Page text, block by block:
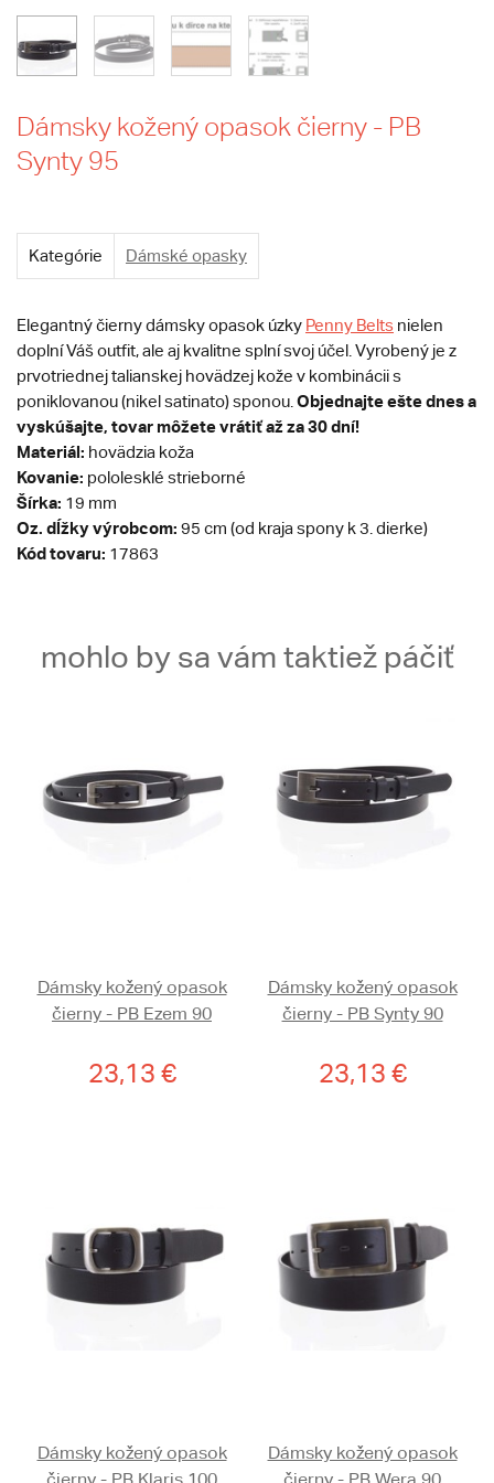
Dámsky kožený opasok čierny - PB
Synty 95
Kategórie Dámské opasky
Elegantný čierny dámsky opasok úzky Penny Belts nielen
doplní Váš outfit, ale aj kvalitne splní svoj účel. Vyrobený je z
prvotriednej talianskej hovädzej kože v kombinácii s
poniklovanou (nikel satinato) sponou. Objednajte ešte dnes a
vyskúšajte, tovar môžete vrátiť až za 30 dní!
Materiál: hovädzia koža
Kovanie: pololesklé strieborné
Šírka: 19 mm
Oz. dĺžky výrobcom: 95 cm (od kraja spony k 3. dierke)
Kód tovaru: 17863
mohlo by sa vám taktiež páčiť
Dámsky kožený opasok
čierny - PB Ezem 90
23,13 €
Dámsky kožený opasok
čierny - PB Synty 90
23,13 €
Dámsky kožený opasok
Dámsky kožený opasok